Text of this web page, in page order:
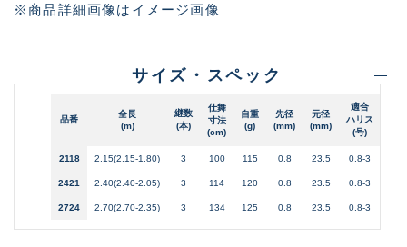
※商品詳細画像はイメージ画像
サイズ・スペック
品番
全長
(m)
継数
(本)
仕舞
寸法
(cm)
自重
(g)
先径
(mm)
元径
(mm)
適合
ハリス
(号)
2118 2.15(2.15-1.80) 3 100 115 0.8 23.5 0.8-3
2421 2.40(2.40-2.05) 3 114 120 0.8 23.5 0.8-3
2724 2.70(2.70-2.35) 3 134 125 0.8 23.5 0.8-3